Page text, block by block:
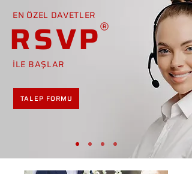
EN ÖZEL DAVETLER
RSVP
İLE BAŞLAR
TALEP FORMU